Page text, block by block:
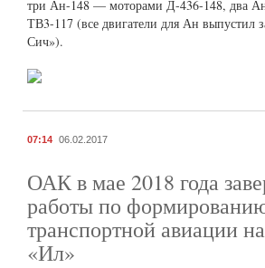
три Ан-148 — моторами Д-436-148, два
ТВ3-117 (все двигатели для Ан выпустил
Сич»).
07:14 06.02.2017
ОАК в мае 2018 года
работы по
транспортной авиации
«Ил»